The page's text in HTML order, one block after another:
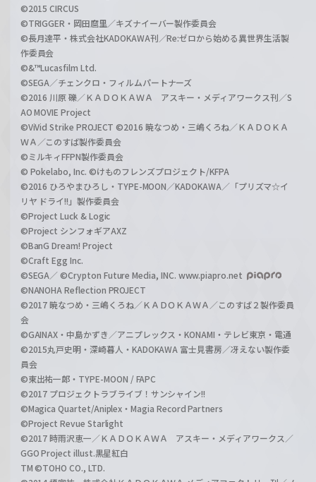
©2015 CIRCUS
©TRIGGER・岡田麿里／キズナイーバー製作委員会
©長月達平・株式会社KADOKAWA刊／Re:ゼロから始める異世界生活製
作委員会
©&™Lucasfilm Ltd.
©SEGA／チェンクロ・フィルムパートナーズ
©2016 川原 礫／ＫＡＤＯＫＡＷＡ アスキー・メディアワークス刊／S
AO MOVIE Project
©ViVid Strike PROJECT ©2016 暁なつめ・三嶋くろね／ＫＡＤＯＫＡ
ＷＡ／このすば製作委員会
©ミルキィFFPN製作委員会
© Pokelabo, Inc. ©けものフレンズプロジェクト/KFPA
©2016 ひろやまひろし・TYPE-MOON／KADOKAWA／「プリズマ☆イ
リヤ ドライ!!」製作委員会
©Project Luck & Logic
©Project シンフォギアAXZ
©BanG Dream! Project
©Craft Egg Inc.
©SEGA／ ©Crypton Future Media, INC. www.piapro.net
©NANOHA Reflection PROJECT
©2017 暁なつめ・三嶋くろね／ＫＡＤＯＫＡＷＡ／このすば２製作委員
会
©GAINAX・中島かずき／アニプレックス・KONAMI・テレビ東京・電通
©2015丸戸史明・深崎暮人・KADOKAWA 富士見書房／冴えない製作委
員会
©東出祐一郎・TYPE-MOON / FAPC
©2017 プロジェクトラブライブ！サンシャイン!!
©Magica Quartet/Aniplex・Magia Record Partners
©Project Revue Starlight
©2017 時雨沢恵一／ＫＡＤＯＫＡＷＡ アスキー・メディアワークス／
GGO Project illust.黒星紅白
TM ©TOHO CO., LTD.